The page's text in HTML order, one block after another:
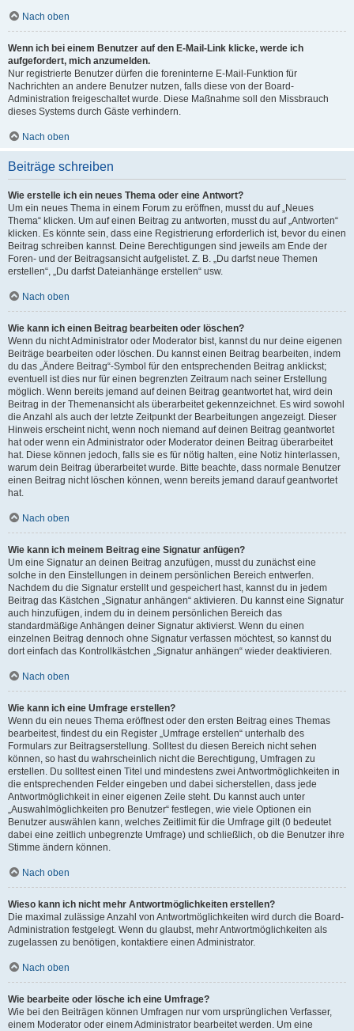
Nach oben
Wenn ich bei einem Benutzer auf den E-Mail-Link klicke, werde ich
aufgefordert, mich anzumelden.
Nur registrierte Benutzer dürfen die foreninterne E-Mail-Funktion für
Nachrichten an andere Benutzer nutzen, falls diese von der Board-
Administration freigeschaltet wurde. Diese Maßnahme soll den Missbrauch
dieses Systems durch Gäste verhindern.
Nach oben
Beiträge schreiben
Wie erstelle ich ein neues Thema oder eine Antwort?
Um ein neues Thema in einem Forum zu eröffnen, musst du auf „Neues
Thema“ klicken. Um auf einen Beitrag zu antworten, musst du auf „Antworten“
klicken. Es könnte sein, dass eine Registrierung erforderlich ist, bevor du einen
Beitrag schreiben kannst. Deine Berechtigungen sind jeweils am Ende der
Foren- und der Beitragsansicht aufgelistet. Z. B. „Du darfst neue Themen
erstellen“, „Du darfst Dateianhänge erstellen“ usw.
Nach oben
Wie kann ich einen Beitrag bearbeiten oder löschen?
Wenn du nicht Administrator oder Moderator bist, kannst du nur deine eigenen
Beiträge bearbeiten oder löschen. Du kannst einen Beitrag bearbeiten, indem
du das „Ändere Beitrag“-Symbol für den entsprechenden Beitrag anklickst;
eventuell ist dies nur für einen begrenzten Zeitraum nach seiner Erstellung
möglich. Wenn bereits jemand auf deinen Beitrag geantwortet hat, wird dein
Beitrag in der Themenansicht als überarbeitet gekennzeichnet. Es wird sowohl
die Anzahl als auch der letzte Zeitpunkt der Bearbeitungen angezeigt. Dieser
Hinweis erscheint nicht, wenn noch niemand auf deinen Beitrag geantwortet
hat oder wenn ein Administrator oder Moderator deinen Beitrag überarbeitet
hat. Diese können jedoch, falls sie es für nötig halten, eine Notiz hinterlassen,
warum dein Beitrag überarbeitet wurde. Bitte beachte, dass normale Benutzer
einen Beitrag nicht löschen können, wenn bereits jemand darauf geantwortet
hat.
Nach oben
Wie kann ich meinem Beitrag eine Signatur anfügen?
Um eine Signatur an deinen Beitrag anzufügen, musst du zunächst eine
solche in den Einstellungen in deinem persönlichen Bereich entwerfen.
Nachdem du die Signatur erstellt und gespeichert hast, kannst du in jedem
Beitrag das Kästchen „Signatur anhängen“ aktivieren. Du kannst eine Signatur
auch hinzufügen, indem du in deinem persönlichen Bereich das
standardmäßige Anhängen deiner Signatur aktivierst. Wenn du einen
einzelnen Beitrag dennoch ohne Signatur verfassen möchtest, so kannst du
dort einfach das Kontrollkästchen „Signatur anhängen“ wieder deaktivieren.
Nach oben
Wie kann ich eine Umfrage erstellen?
Wenn du ein neues Thema eröffnest oder den ersten Beitrag eines Themas
bearbeitest, findest du ein Register „Umfrage erstellen“ unterhalb des
Formulars zur Beitragserstellung. Solltest du diesen Bereich nicht sehen
können, so hast du wahrscheinlich nicht die Berechtigung, Umfragen zu
erstellen. Du solltest einen Titel und mindestens zwei Antwortmöglichkeiten in
die entsprechenden Felder eingeben und dabei sicherstellen, dass jede
Antwortmöglichkeit in einer eigenen Zeile steht. Du kannst auch unter
„Auswahlmöglichkeiten pro Benutzer“ festlegen, wie viele Optionen ein
Benutzer auswählen kann, welches Zeitlimit für die Umfrage gilt (0 bedeutet
dabei eine zeitlich unbegrenzte Umfrage) und schließlich, ob die Benutzer ihre
Stimme ändern können.
Nach oben
Wieso kann ich nicht mehr Antwortmöglichkeiten erstellen?
Die maximal zulässige Anzahl von Antwortmöglichkeiten wird durch die Board-
Administration festgelegt. Wenn du glaubst, mehr Antwortmöglichkeiten als
zugelassen zu benötigen, kontaktiere einen Administrator.
Nach oben
Wie bearbeite oder lösche ich eine Umfrage?
Wie bei den Beiträgen können Umfragen nur vom ursprünglichen Verfasser,
einem Moderator oder einem Administrator bearbeitet werden. Um eine